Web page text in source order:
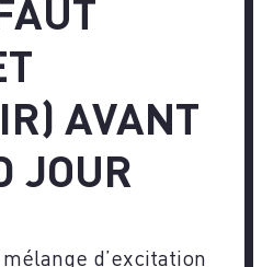
AVANT
JOUR
d’excitation